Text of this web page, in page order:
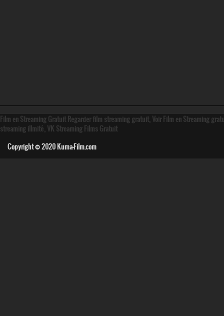
Film en Streaming Gratuit Regarder film streaming gratuit, Voir Film en Streaming
streaming illmité, VK Streaming Films Gratuit
Copyright © 2020Kuma-Film.com